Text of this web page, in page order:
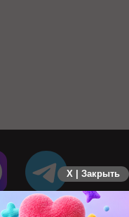
X | Закрыть
ВЕРСИЮ